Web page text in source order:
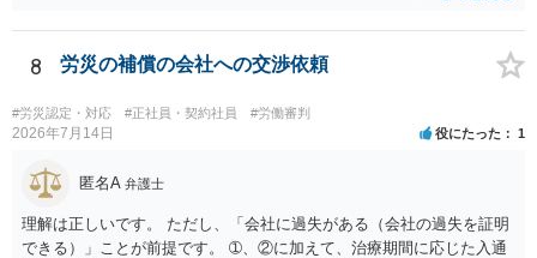
実地指導をしていないことが問題になった事例もあります。ですの
で、指示が無ければ免責されるわけではありません。責任追及の交渉
8 労災の補償の会社への交渉依頼
#労災認定・対応 #正社員・契約社員 #労働審判
2026年7月14日 役にたった 1
匿名A 弁護士
理解は正しいです。 ただし、「会社に過失がある（会社の過失を証明
できる）」ことが前提です。 ➀、②に加えて、治療期間に応じた入通